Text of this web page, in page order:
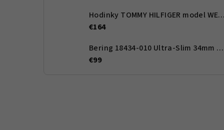
Hodinky TOMMY HILFIGER model WESLE 1710627
€164
Bering 18434-010 Ultra-Slim 34mm 3ATM
€99